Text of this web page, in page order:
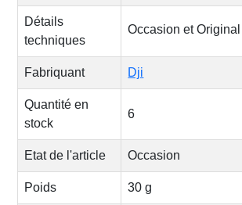
Détails
techniques
Occasion et Original
Fabriquant Dji
Quantité en
stock
6
Etat de l'article Occasion
Poids 30 g